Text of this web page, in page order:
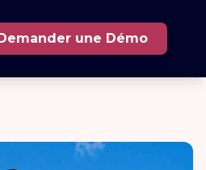
une Démo